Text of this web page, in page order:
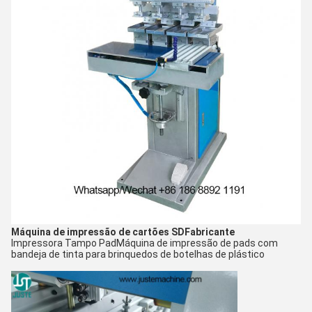
Máquina de impressão de cartões SD Fabricante
Impressora Tampo Pad Máquina de impressão de pads com
bandeja de tinta para brinquedos de botelhas de plástico